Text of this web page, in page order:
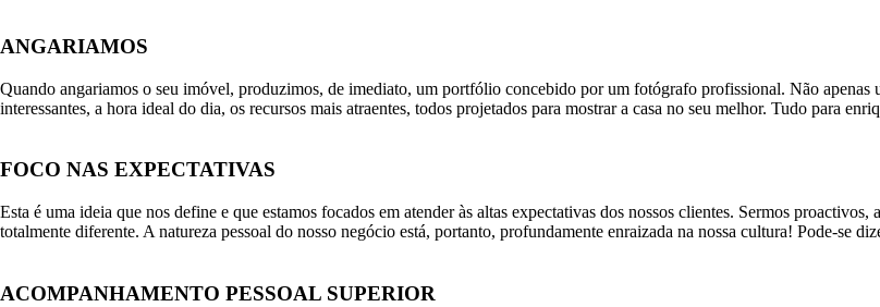
ANGARIAMOS
Quando angariamos o seu imóvel, produzimos, de imediato, um portfólio concebido por um fotógrafo profissional. Não apenas
interessantes, a hora ideal do dia, os recursos mais atraentes, todos projetados para mostrar a casa no seu melhor. Tudo para
FOCO NAS EXPECTATIVAS
Esta é uma ideia que nos define e que estamos focados em atender às altas expectativas dos nossos clientes. Sermos
totalmente diferente. A natureza pessoal do nosso negócio está, portanto, profundamente enraizada na nossa cultura! Pode-se
ACOMPANHAMENTO PESSOAL SUPERIOR